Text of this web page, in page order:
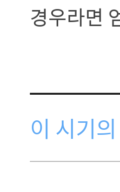
경우라면
이 시기